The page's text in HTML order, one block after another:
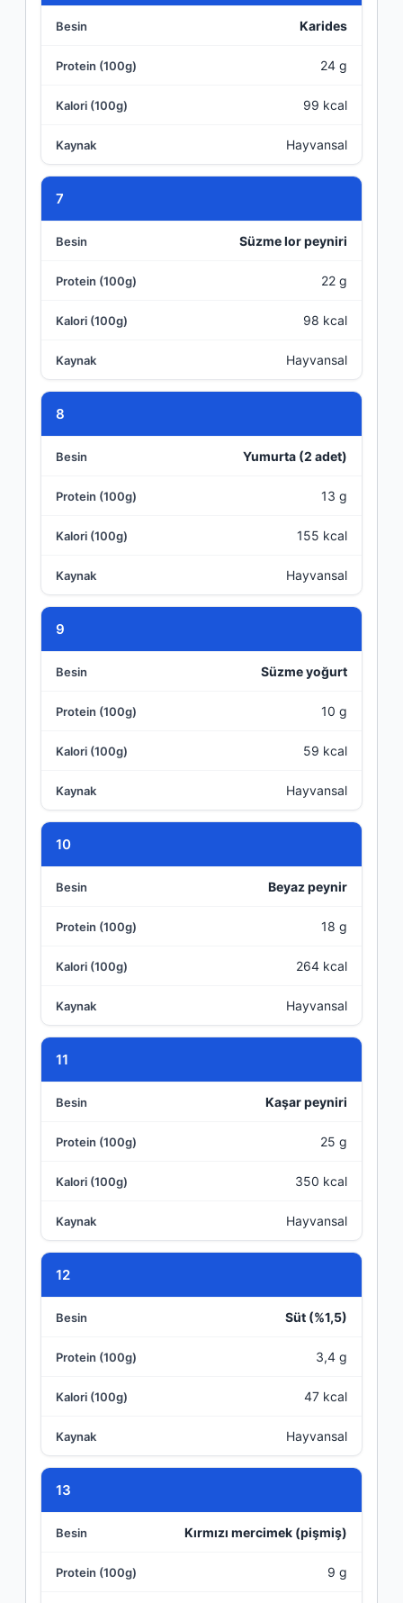
Karides
24 g
99 kcal
Hayvansal
7
Süzme lor peyniri
22 g
98 kcal
Hayvansal
8
Yumurta (2 adet)
13 g
155 kcal
Hayvansal
9
Süzme yoğurt
10 g
59 kcal
Hayvansal
10
Beyaz peynir
18 g
264 kcal
Hayvansal
11
Kaşar peyniri
25 g
350 kcal
Hayvansal
12
Süt (%1,5)
3,4 g
47 kcal
Hayvansal
13
Kırmızı mercimek (pişmiş)
9 g